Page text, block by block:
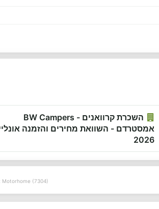
השכרת קרוואנים - BW Campers
אמסטרדם - השוואת מחירים והזמנה
2026
Motorhome (7304)